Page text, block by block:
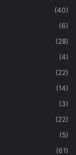
(40)
(6)
(28)
(4)
(22)
(14)
(3)
(22)
(5)
(61)